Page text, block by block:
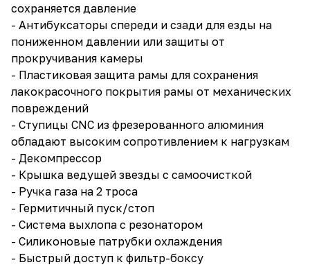
сохраняется давление
- Антибуксаторы спереди и сзади для езды на
пониженном давлении или защиты от
прокручивания камеры
- Пластиковая защита рамы для сохранения
лакокрасочного покрытия рамы от механических
повреждений
- Ступицы CNC из фрезерованного алюминия
обладают высоким сопротивлением к нагрузкам
- Декомпрессор
- Крышка ведущей звезды с самоочисткой
- Ручка газа на 2 троса
- Гермитичный пуск/стоп
- Система выхлопа с резонатором
- Силиконовые патрубки охлаждения
- Быстрый доступ к фильтр-боксу